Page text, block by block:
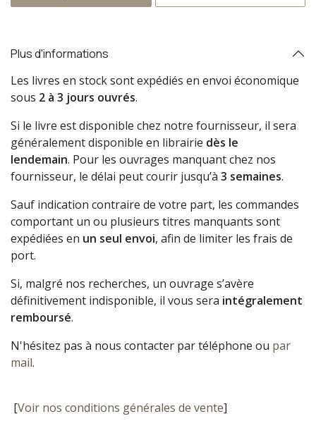
Plus d'informations
Les livres en stock sont expédiés en envoi économique
sous 2 à 3 jours ouvrés.
Si le livre est disponible chez notre fournisseur, il sera
généralement disponible en librairie dès le
lendemain. Pour les ouvrages manquant chez nos
fournisseur, le délai peut courir jusqu’à 3 semaines.
Sauf indication contraire de votre part, les commandes
comportant un ou plusieurs titres manquants sont
expédiées en un seul envoi, afin de limiter les frais de
port.
Si, malgré nos recherches, un ouvrage s’avère
définitivement indisponible, il vous sera intégralement
remboursé.
N'hésitez pas à nous contacter par téléphone ou par
mail.
[Voir nos conditions générales de vente]